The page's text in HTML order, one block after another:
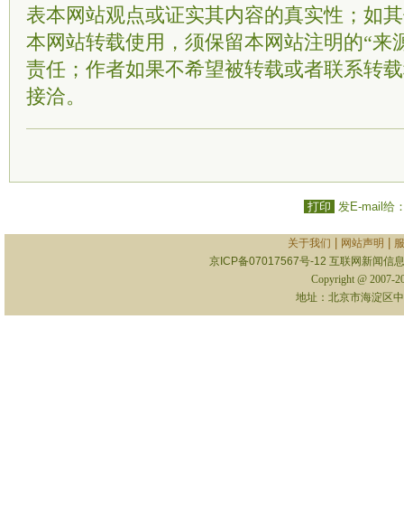
表本网站观点或证实其内容的真实性；如
本网站转载使用，须保留本网站注明的“来
责任；作者如果不希望被转载或者联系转
接洽。
打印 发E-mail给
关于我们 网站声明
京ICP备07017567号-12 互联网新闻信
Copyright @ 2007-
地址：北京市海淀区